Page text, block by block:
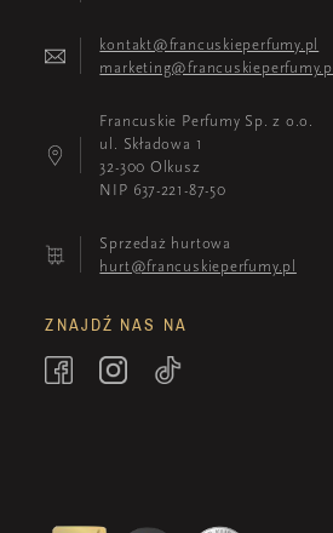
kontakt@francuskieperfumy.pl
marketing@francuskieperfumy.pl
Francuskie Perfumy Sp. z o.o.
ul. Składowa 1
32-300 Olkusz
NIP 637-221-87-50
Sprzedaż hurtowa
hurt@francuskieperfumy.pl
ZNAJDŹ NAS NA